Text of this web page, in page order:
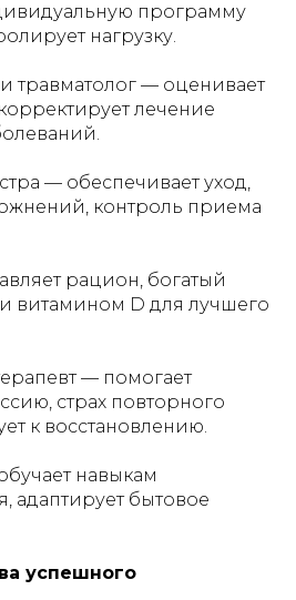
программу
нагрузку.
травматолог — оценивает
лечение
— обеспечивает уход,
контроль приема
рацион, богатый
витамином D для лучшего
— помогает
страх повторного
к восстановлению.
навыкам
адаптирует бытовое
успешного